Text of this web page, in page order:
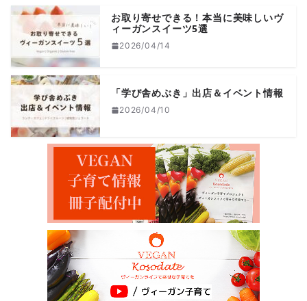
お取り寄せできる！本当に美味しいヴ
ィーガンスイーツ5選
2026/04/14
「学び舎めぶき」出店＆イベント情報
2026/04/10